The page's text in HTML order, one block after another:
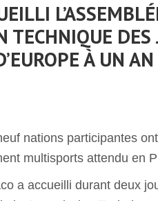
TECHNIQUE DES
À UN
nations participantes
multisports attendu en
a accueilli durant deux